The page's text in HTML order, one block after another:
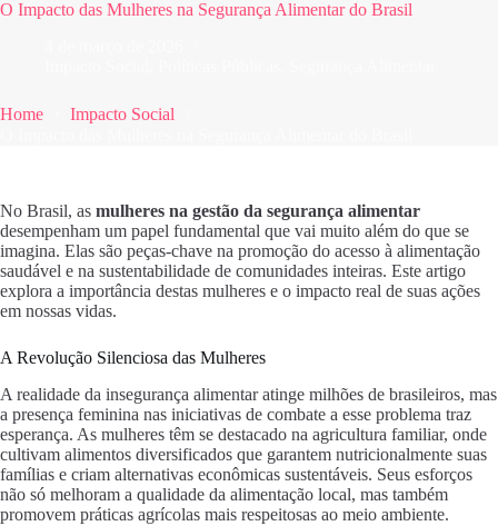
O Impacto das Mulheres na Segurança Alimentar do Brasil
Home
Impacto Social
No Brasil, as mulheres na gestão da segurança alimentar
desempenham um papel fundamental que vai muito além do que se
imagina. Elas são peças-chave na promoção do acesso à alimentação
saudável e na sustentabilidade de comunidades inteiras. Este artigo
explora a importância destas mulheres e o impacto real de suas ações
em nossas vidas.
A Revolução Silenciosa das Mulheres
A realidade da insegurança alimentar atinge milhões de brasileiros, mas
a presença feminina nas iniciativas de combate a esse problema traz
esperança. As mulheres têm se destacado na agricultura familiar, onde
cultivam alimentos diversificados que garantem nutricionalmente suas
famílias e criam alternativas econômicas sustentáveis. Seus esforços
não só melhoram a qualidade da alimentação local, mas também
promovem práticas agrícolas mais respeitosas ao meio ambiente.